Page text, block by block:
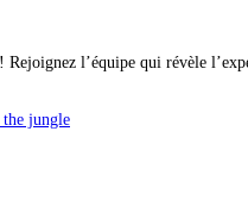
l’équipe qui révèle
jungle